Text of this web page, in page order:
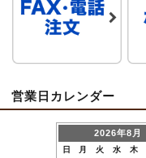
営業日カレンダー
2026年8月
日 月 火 水 木